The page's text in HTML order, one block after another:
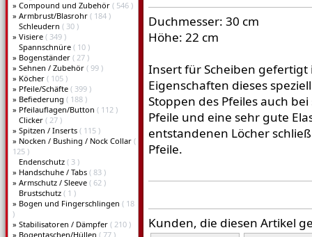
» Compound und Zubehör ( 546 )
» Armbrust/Blasrohr ( 184 )
Schleudern ( 30 )
» Visiere ( 349 )
Spannschnüre ( 10 )
» Bogenständer ( 27 )
» Sehnen / Zubehör ( 99 )
» Köcher ( 105 )
» Pfeile/Schäfte ( 399 )
» Befiederung ( 188 )
» Pfeilauflagen/Button ( 112 )
Clicker ( 27 )
» Spitzen / Inserts ( 115 )
» Nocken / Bushing / Nock Collar (
125 )
Endenschutz ( 3 )
» Handschuhe / Tabs ( 83 )
» Armschutz / Sleeve ( 62 )
Brustschutz ( 1 )
» Bogen und Fingerschlingen ( 18
)
» Stabilisatoren / Dämpfer ( 210 )
» Bogentaschen/Hüllen ( 77 )
Duchmesser: 30 cm
Höhe: 22 cm
Insert für Scheiben gefertigt
Eigenschaften dieses
Stoppen des Pfeiles auch
Pfeile und eine sehr gute
entstandenen Löcher
Pfeile.
Kunden, die diesen Artikel